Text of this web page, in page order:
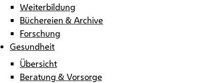
Weiterbildung
Büchereien & Archive
Forschung
Gesundheit
Übersicht
Beratung & Vorsorge